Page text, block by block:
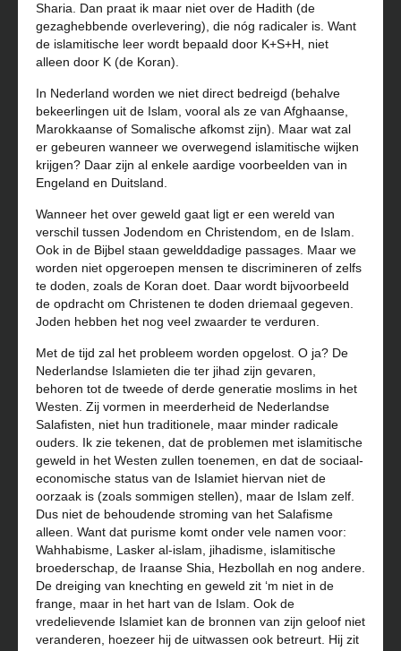
Sharia. Dan praat ik maar niet over de Hadith (de
gezaghebbende overlevering), die nóg radicaler is. Want
de islamitische leer wordt bepaald door K+S+H, niet
alleen door K (de Koran).
In Nederland worden we niet direct bedreigd (behalve
bekeerlingen uit de Islam, vooral als ze van Afghaanse,
Marokkaanse of Somalische afkomst zijn). Maar wat zal
er gebeuren wanneer we overwegend islamitische wijken
krijgen? Daar zijn al enkele aardige voorbeelden van in
Engeland en Duitsland.
Wanneer het over geweld gaat ligt er een wereld van
verschil tussen Jodendom en Christendom, en de Islam.
Ook in de Bijbel staan gewelddadige passages. Maar we
worden niet opgeroepen mensen te discrimineren of zelfs
te doden, zoals de Koran doet. Daar wordt bijvoorbeeld
de opdracht om Christenen te doden driemaal gegeven.
Joden hebben het nog veel zwaarder te verduren.
Met de tijd zal het probleem worden opgelost. O ja? De
Nederlandse Islamieten die ter jihad zijn gevaren,
behoren tot de tweede of derde generatie moslims in het
Westen. Zij vormen in meerderheid de Nederlandse
Salafisten, niet hun traditionele, maar minder radicale
ouders. Ik zie tekenen, dat de problemen met islamitische
geweld in het Westen zullen toenemen, en dat de sociaal-
economische status van de Islamiet hiervan niet de
oorzaak is (zoals sommigen stellen), maar de Islam zelf.
Dus niet de behoudende stroming van het Salafisme
alleen. Want dat purisme komt onder vele namen voor:
Wahhabisme, Lasker al-islam, jihadisme, islamitische
broederschap, de Iraanse Shia, Hezbollah en nog andere.
De dreiging van knechting en geweld zit ‘m niet in de
frange, maar in het hart van de Islam. Ook de
vredelievende Islamiet kan de bronnen van zijn geloof niet
veranderen, hoezeer hij de uitwassen ook betreurt. Hij zit